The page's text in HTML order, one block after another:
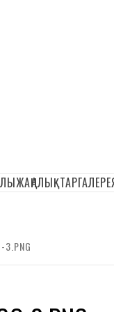
ЖАҢАЛЫҚТАР
3.PNG